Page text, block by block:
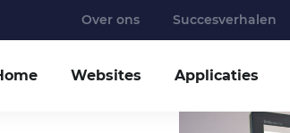
Websites Applicaties
Over ons Succesverhalen